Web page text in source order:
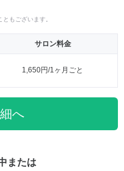
もございます。
サロン料金
1,650円/1ヶ月ごと
へ
または